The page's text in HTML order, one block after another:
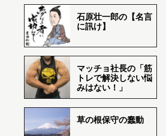
石原壮一郎の【名言
に訊け】
マッチョ社長の「筋
トレで解決しない悩
みはない！」
草の根保守の蠢動